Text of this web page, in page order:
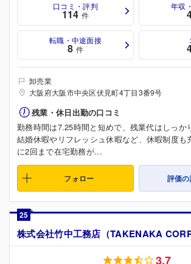
口コミ・評判
114 件
年収
転職・中途面接
8 件
卸売業
大阪府大阪市中央区伏見町4丁目3番9号
残業・休日出勤の口コミ
勤務時間は7.25時間と短めで、残業代はしっか
結婚休暇やリフレッシュ休暇など、休暇制度も
に2回まで在宅勤務が...
フォロー 評価
25
株式会社竹中工務店（TAKENAKA
3.7